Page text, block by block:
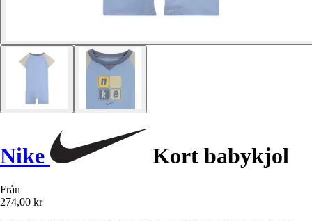
Nike Kort babykjol
Från
274,00 kr